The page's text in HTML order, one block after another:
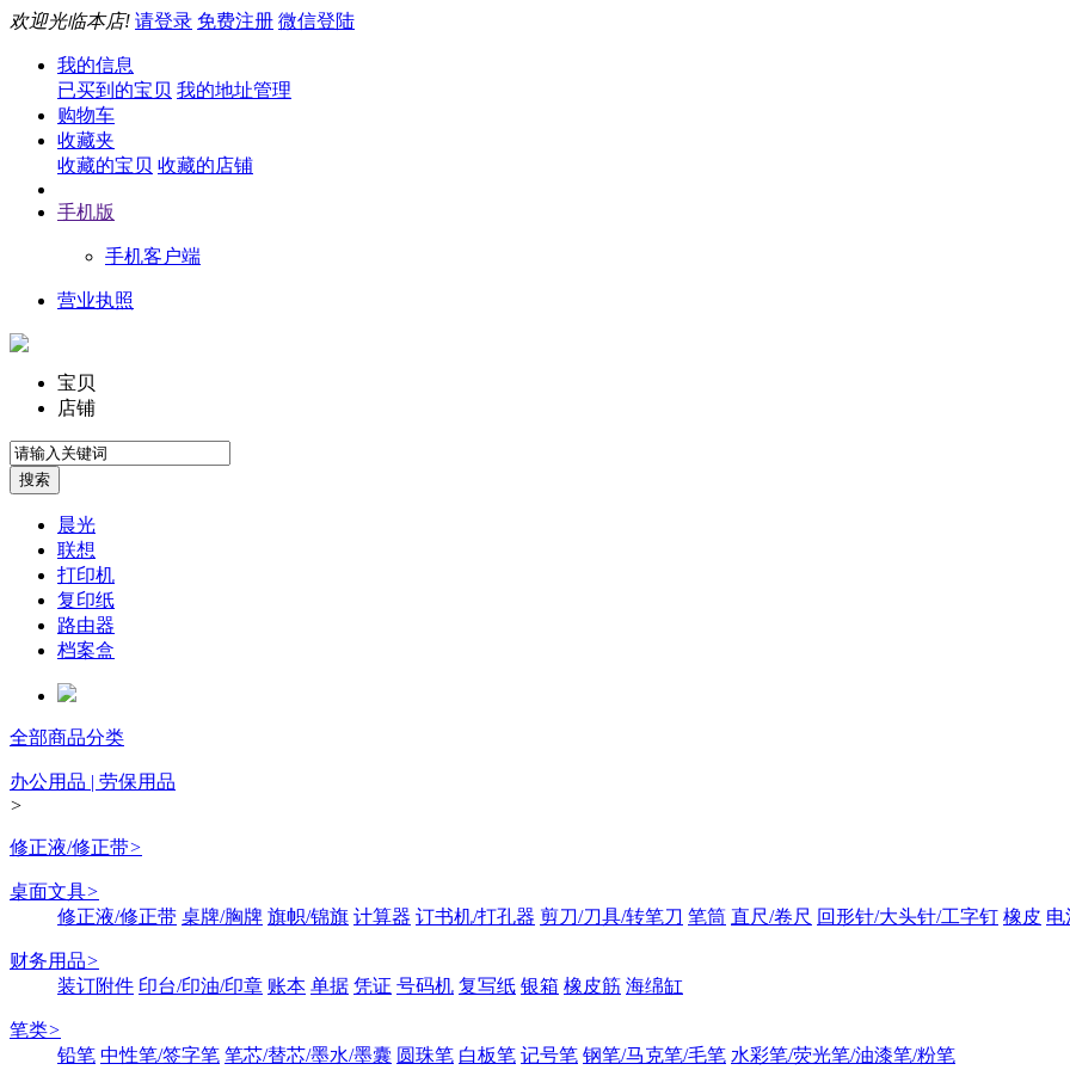
欢迎光临本店! 请登录 免费注册 微信登陆
我的信息
已买到的宝贝 我的地址管理
购物车
收藏夹
收藏的宝贝 收藏的店铺
手机版
手机客户端
营业执照
宝贝
店铺
晨光
联想
打印机
复印纸
路由器
档案盒
全部商品分类
办公用品 | 劳保用品
>
修正液/修正带>
桌面文具>
修正液/修正带 桌牌/胸牌 旗帜/锦旗 计算器 订书机/打孔器 剪刀/刀具/转笔刀 笔筒 直尺/卷尺 回形针/大头针/工字钉 橡皮 电
财务用品>
装订附件 印台/印油/印章 账本 单据 凭证 号码机 复写纸 银箱 橡皮筋 海绵缸
笔类>
铅笔 中性笔/签字笔 笔芯/替芯/墨水/墨囊 圆珠笔 白板笔 记号笔 钢笔/马克笔/毛笔 水彩笔/荧光笔/油漆笔/粉笔